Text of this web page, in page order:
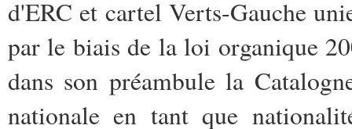
d'ERC et cartel Verts-Gauche
par le biais de la loi organique
dans son préambule la
nationale en tant que